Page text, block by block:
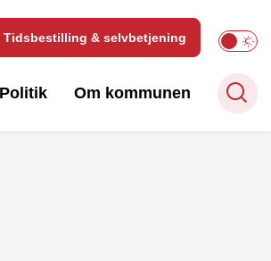
Tidsbestilling & selvbetjening
Politik Om kommunen